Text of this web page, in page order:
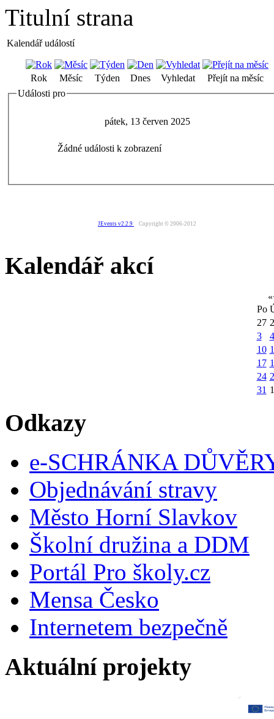
Titulní strana
Kalendář událostí
Rok Měsíc Týden Dnes Vyhledat
Přejít na měsíc
Události pro
pátek, 13 červen 2025
Žádné události k zobrazení
JEvents v2.2.9 Copyright © 2006-2012
Kalendář akcí
«
Po
27
3
4
10
17
24
31 1
Odkazy
e-SCHRÁNKA
Objednávání stravy
Město Horní Slavkov
Školní družina a DDM
Portál Pro školy.cz
Mensa Česko
Internetem bezpečně
Aktuální projekty